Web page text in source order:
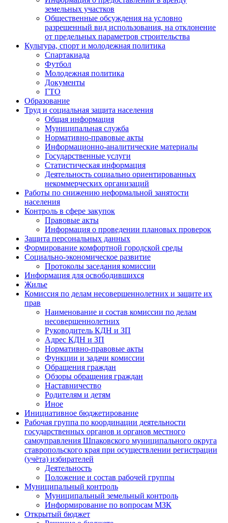
земельных участков
Общественные обсуждения на условно
разрешенный вид использования, на отклонение
от предельных параметров строительства
Культура, спорт и молодежная политика
Спартакиада
Футбол
Молодежная политика
Документы
ГТО
Образование
Труд и социальная защита населения
Общая информация
Муниципальная служба
Нормативно-правовые акты
Информационно-аналитические материалы
Государственные услуги
Статистическая информация
Деятельность социально ориентированных
некоммерческих организаций
Работы по снижению неформальной занятости
населения
Контроль в сфере закупок
Правовые акты
Информация о проведении плановых проверок
Защита персональных данных
Формирование комфортной городской среды
Социально-экономическое развитие
Протоколы заседания комиссии
Информация для освободившихся
Жилье
Комиссия по делам несовершеннолетних и защите их
прав
Наименование и состав комиссии по делам
несовершеннолетних
Руководитель КДН и ЗП
Адрес КДН и ЗП
Нормативно-правовые акты
Функции и задачи комиссии
Обращения граждан
Обзоры обращения граждан
Наставничество
Родителям и детям
Иное
Инициативное бюджетирование
Рабочая группа по координации деятельности
государственных органов и органов местного
самоуправления Шпаковского муниципального округа
ставропольского края при осуществлении регистрации
(учёта) избирателей
Деятельность
Положение и состав рабочей группы
Муниципальный контроль
Муниципальный земельный контроль
Информирование по вопросам МЗК
Открытый бюджет